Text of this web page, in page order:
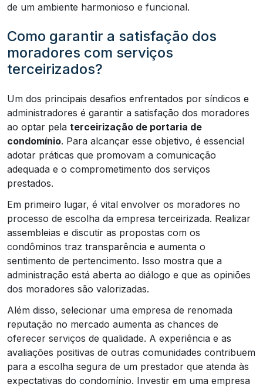
de um ambiente harmonioso e funcional.
Como garantir a satisfação dos
moradores com serviços
terceirizados?
Um dos principais desafios enfrentados por síndicos e
administradores é garantir a satisfação dos moradores
ao optar pela terceirização de portaria de
condomínio. Para alcançar esse objetivo, é essencial
adotar práticas que promovam a comunicação
adequada e o comprometimento dos serviços
prestados.
Em primeiro lugar, é vital envolver os moradores no
processo de escolha da empresa terceirizada. Realizar
assembleias e discutir as propostas com os
condôminos traz transparência e aumenta o
sentimento de pertencimento. Isso mostra que a
administração está aberta ao diálogo e que as opiniões
dos moradores são valorizadas.
Além disso, selecionar uma empresa de renomada
reputação no mercado aumenta as chances de
oferecer serviços de qualidade. A experiência e as
avaliações positivas de outras comunidades contribuem
para a escolha segura de um prestador que atenda às
expectativas do condomínio. Investir em uma empresa